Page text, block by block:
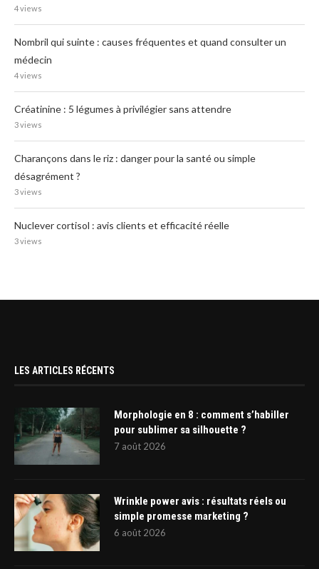
4 views
Nombril qui suinte : causes fréquentes et quand consulter un
médecin
4 views
Créatinine : 5 légumes à privilégier sans attendre
3 views
Charançons dans le riz : danger pour la santé ou simple
désagrément ?
3 views
Nuclever cortisol : avis clients et efficacité réelle
3 views
LES ARTICLES RÉCENTS
Morphologie en 8 : comment s’habiller
pour sublimer sa silhouette ?
7 août 2026
Wrinkle power avis : résultats réels ou
simple promesse marketing ?
6 août 2026